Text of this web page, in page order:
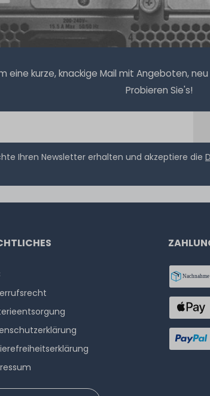
kurze, knackige Mail mit Angeboten,
Probieren Sie's!
Ihren Newsletter erhalten und akzeptiere die